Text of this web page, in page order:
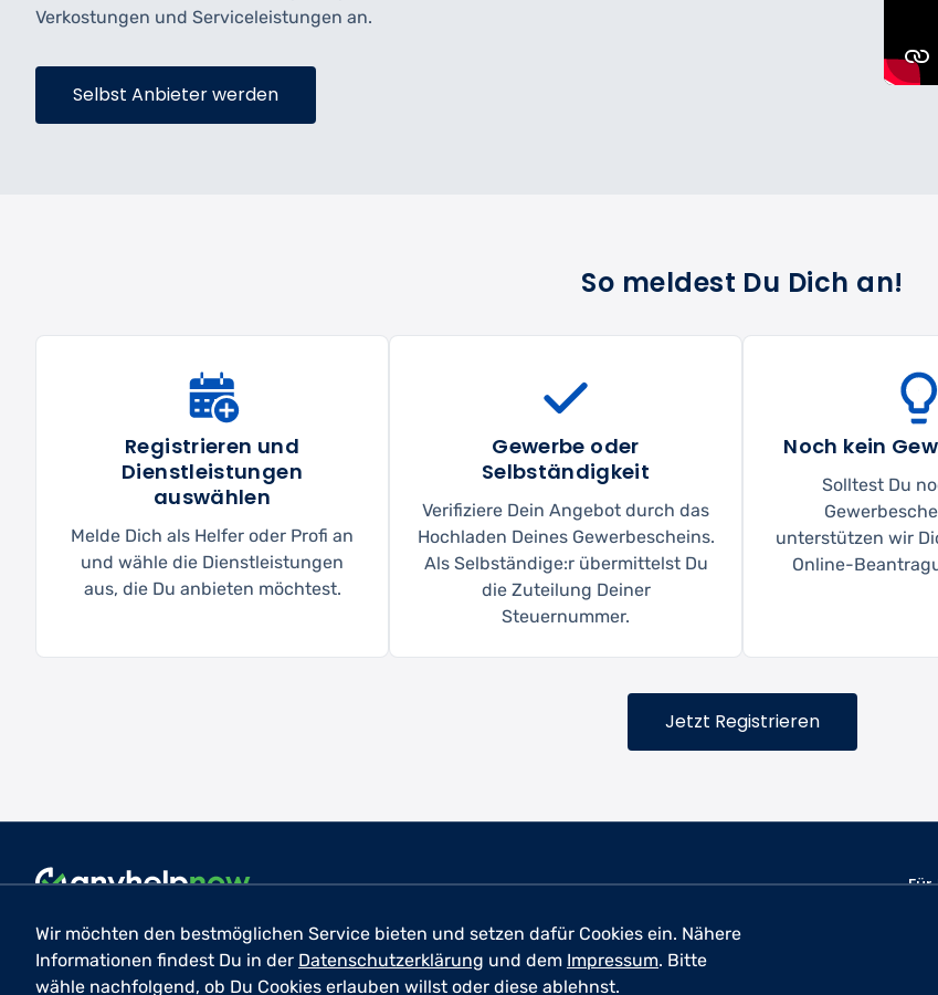
Verkostungen und Serviceleistungen an.
Selbst Anbieter werden
So meldest Du Dich an!
Registrieren und
Dienstleistungen
auswählen
Melde Dich als Helfer oder Profi an
und wähle die Dienstleistungen
aus, die Du anbieten möchtest.
Gewerbe oder
Selbständigkeit
Verifiziere Dein Angebot durch das
Hochladen Deines Gewerbescheins.
Als Selbständige:r übermittelst Du
die Zuteilung Deiner
Steuernummer.
Noch kein
Solltest Du
unterstützen wir
Online-
Jetzt Registrieren
Datenschutz Nutzungsbedingungen
© 2026 anyhelp​now GmbH
Wir möchten den bestmöglichen Service bieten und setzen dafür Cookies ein. Nähere
Informationen findest Du in der Datenschutzerklärung und dem Impressum. Bitte
wähle nachfolgend, ob Du Cookies erlauben willst oder diese ablehnst.